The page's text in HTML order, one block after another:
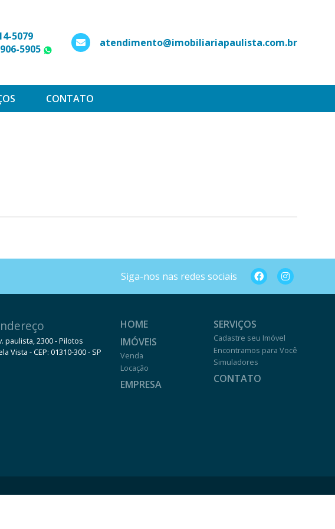
5079
5905
WhatsApp
atendimento@imobiliariapaulista.com.br
CONTATO
Siga-nos nas redes sociais
paulista, 2300 - Pilotos
Vista - CEP: 01310-300 - SP
HOME
IMÓVEIS
Venda
Locação
EMPRESA
SERVIÇOS
Cadastre seu Imóvel
Encontramos para Você
Simuladores
CONTATO